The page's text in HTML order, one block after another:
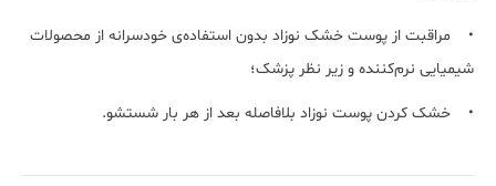
• مراقبت از پوست خشک نوزاد بدون استفاده‌ی خودسرانه از محصولات
شیمیایی نرم‌کننده و زیر نظر پزشک؛
• خشک کردن پوست نوزاد بلافاصله بعد از هر بار شستشو.